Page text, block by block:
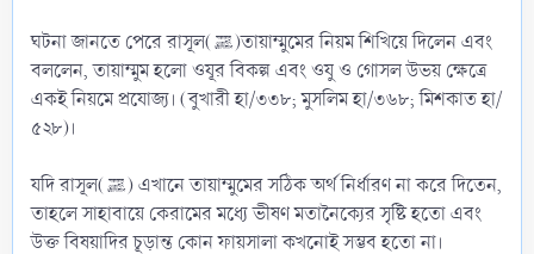
ঘটনা জানতে পেরে রাসূল(ﷺ)তায়াম্মুমের নিয়ম শিখিয়ে দিলেন এবং
বললেন, তায়াম্মুম হলো ওযূর বিকল্প এবং ওযু ও গোসল উভয় ক্ষেত্রে
একই নিয়মে প্রযোজ্য। (বুখারী হা/৩৩৮; মুসলিম হা/৩৬৮; মিশকাত হা/
৫২৮)।
যদি রাসূল(ﷺ) এখানে তায়াম্মুমের সঠিক অর্থ নির্ধারণ না করে দিতেন,
তাহলে সাহাবায়ে কেরামের মধ্যে ভীষণ মতানৈক্যের সৃষ্টি হতো এবং
উক্ত বিষয়াদির চূড়ান্ত কোন ফায়সালা কখনোই সম্ভব হতো না।